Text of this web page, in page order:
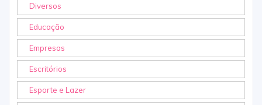
Diversos
Educação
Empresas
Escritórios
Esporte e Lazer